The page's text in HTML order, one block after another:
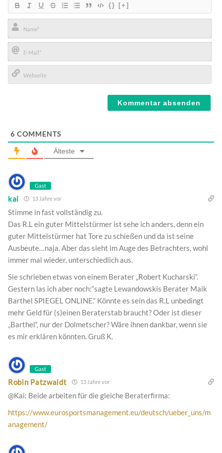
{} [+]
Name*
E-
Mail*
6 COMMENTS
Älteste
Gast
kai 13 Jahre vor
Stimme in fast vollständig zu.
Das R.L ein guter Mittelstürmer ist sehe ich anders, denn ein
guter Mittelstürmer hat Tore zu schießen und da ist seine
Ausbeute…naja. Aber das sieht im Auge des Betrachters, wohl
immer mal wieder, unterschiedlich aus.
Sie schrieben etwas von einem Berater „Robert Kucharski“.
Gestern las ich aber noch:“sagte Lewandowskis Berater Maik
Barthel SPIEGEL ONLINE.“ Könnte es sein das R.L unbedingt
mehr Geld für (s)einen Beraterstab braucht? Oder ist dieser
„Barthel“, nur der Dolmetscher? Wäre ihnen dankbar, wenn sie
es mir erklären könnten. Gruß K.
Gast
Robin Patzwaldt 13 Jahre vor
@Kai: Beide arbeiten für die gleiche Beraterfirma:
https://www.eurosportsmanagement.eu/deutsch/ueber_uns/m
anagement/